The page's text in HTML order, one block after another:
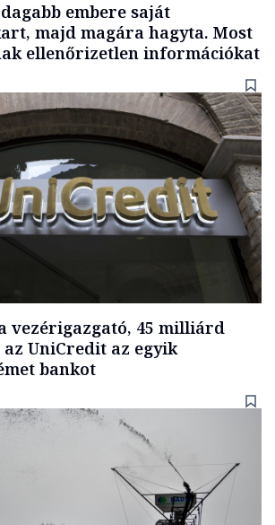
embere saját
majd magára hagyta. Most
ellenőrizetlen információkat
vezérigazgató, 45 milliárd
UniCredit az egyik
bankot